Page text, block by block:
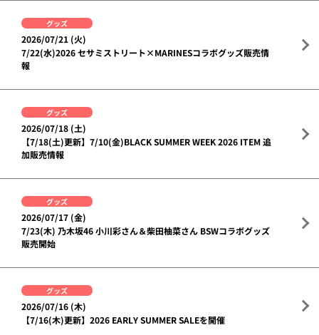
グッズ
2026/07/21 (火)
7/22(水)2026 セサミストリート×MARINESコラボグッズ販売情
報
グッズ
2026/07/18 (土)
【7/18(土)更新】7/10(金)BLACK SUMMER WEEK 2026 ITEM 追
加販売情報
グッズ
2026/07/17 (金)
7/23(木) 乃木坂46 小川彩さん＆柴田柚菜さん BSWコラボグッズ
販売開始
グッズ
2026/07/16 (木)
【7/16(木)更新】2026 EARLY SUMMER SALEを開催